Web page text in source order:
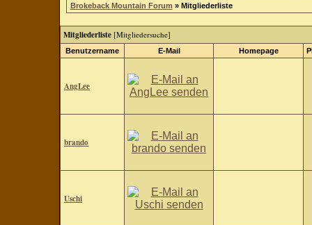
Brokeback Mountain Forum » Mitgliederliste
Mitgliederliste [Mitgliedersuche]
Benutzername E-Mail Homepage
AngLee
brando
Uschi